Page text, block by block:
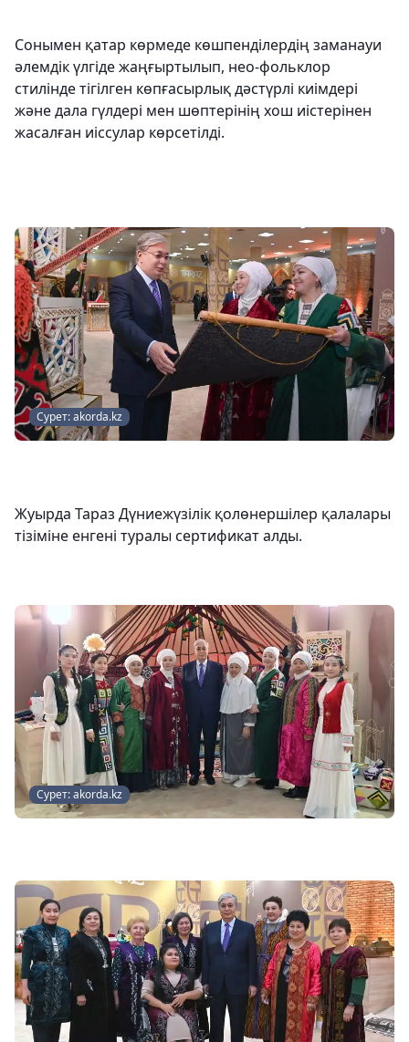
Сонымен қатар көрмеде көшпенділердің заманауи
әлемдік үлгіде жаңғыртылып, нео-фольклор
стилінде тігілген көпғасырлық дәстүрлі киімдері
және дала гүлдері мен шөптерінің хош иістерінен
жасалған иіссулар көрсетілді.
Сурет: akorda.kz
Жуырда Тараз Дүниежүзілік қолөнершілер қалалары
тізіміне енгені туралы сертификат алды.
Сурет: akorda.kz